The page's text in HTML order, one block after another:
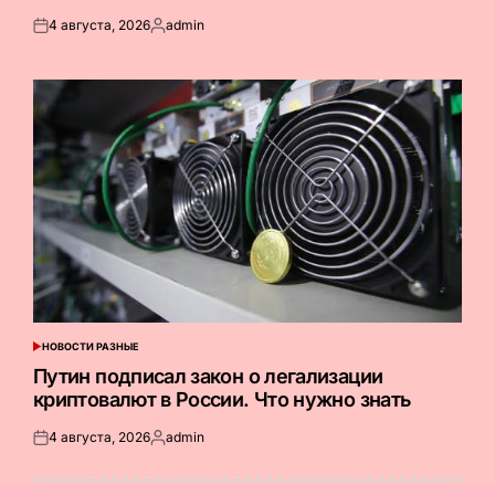
Опубликовано
4 августа, 2026Запись
admin
ОПУБЛИКОВАНО
В
НОВОСТИ РАЗНЫЕ
Путин подписал закон о легализации
криптовалют в России. Что нужно знать
Опубликовано
4 августа, 2026Запись
admin